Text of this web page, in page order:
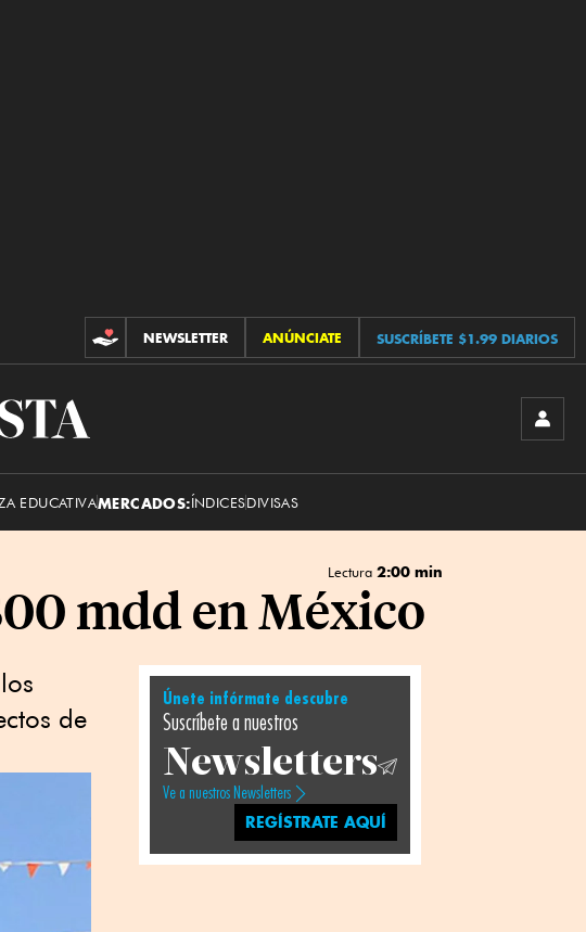
CONTRIBUCIONES
NEWSLETTER ANÚNCIATE SUSCRÍBETE $1.99 DIARIOS
EDUCATIVAMERCADOS:ÍNDICESDIVISAS
Lectura 2:00 min
mdd en México
de
Únete infórmate descubre
Suscríbete a nuestros
Newsletters
Ve a nuestros Newsletters
REGÍSTRATE AQUÍ